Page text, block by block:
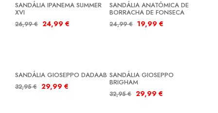
SANDÁLIA IPANEMA SUMMER
XVI
26,99€ 24,99 €
SANDÁLIA ANATÓMICA DE
BORRACHA DE FONSECA
24,99€ 19,99 €
SANDÁLIA GIOSEPPO DADAAB
32,95€ 29,99 €
SANDÁLIA GIOSEPPO
BRIGHAM
32,95€ 29,99 €